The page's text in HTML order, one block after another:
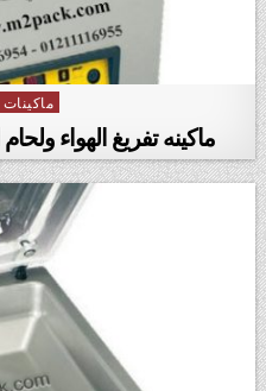
in
ماكينات
ماكينه تفريغ الهواء